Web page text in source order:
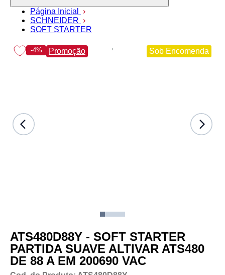
Página Inicial
SCHNEIDER
SOFT STARTER
-4% Promoção Sob Encomenda
ATS480D88Y - SOFT STARTER
PARTIDA SUAVE ALTIVAR ATS480
DE 88 A EM 200690 VAC